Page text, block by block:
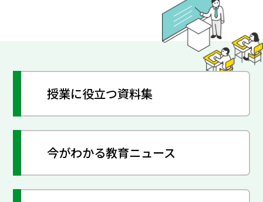
授業に役立つ資料集
今がわかる教育ニュース